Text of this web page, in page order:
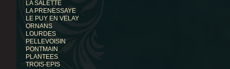
LA SALETTE
LA PRENESSAYE
LE PUY EN VELAY
ORNANS
LOURDES
PELLEVOISIN
PONTMAIN
PLANTEES
TROIS-EPIS